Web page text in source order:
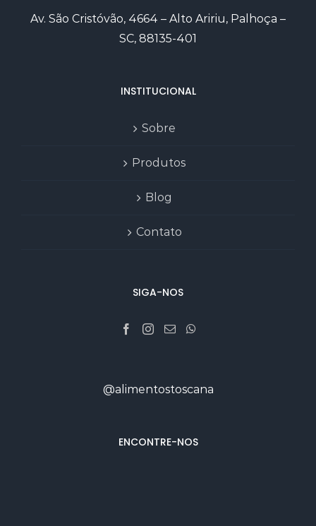
Av. São Cristóvão, 4664 – Alto Aririu, Palhoça –
SC, 88135-401
INSTITUCIONAL
Sobre
Produtos
Blog
Contato
SIGA-NOS
@alimentostoscana
ENCONTRE-NOS